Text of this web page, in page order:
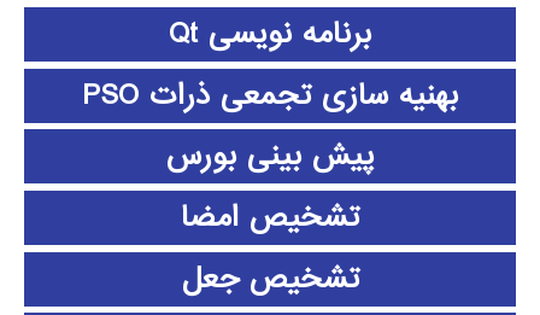
برنامه نویسی Qt
بهنیه سازی تجمعی ذرات PSO
پیش بینی بورس
تشخیص امضا
تشخیص جعل